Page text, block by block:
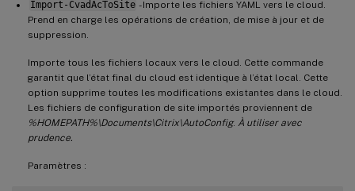
Import-CvadAcToSite - Importe les fichiers YAML vers le cloud.
Prend en charge les opérations de création, de mise à jour et de
suppression.
Importe tous les fichiers locaux vers le cloud. Cette commande
garantit que l’état final du cloud est identique à l’état local. Cette
option supprime toutes les modifications existantes dans le cloud.
Les fichiers de configuration de site importés proviennent de
%HOMEPATH%\Documents\Citrix\AutoConfig. À utiliser avec
prudence.
Paramètres :